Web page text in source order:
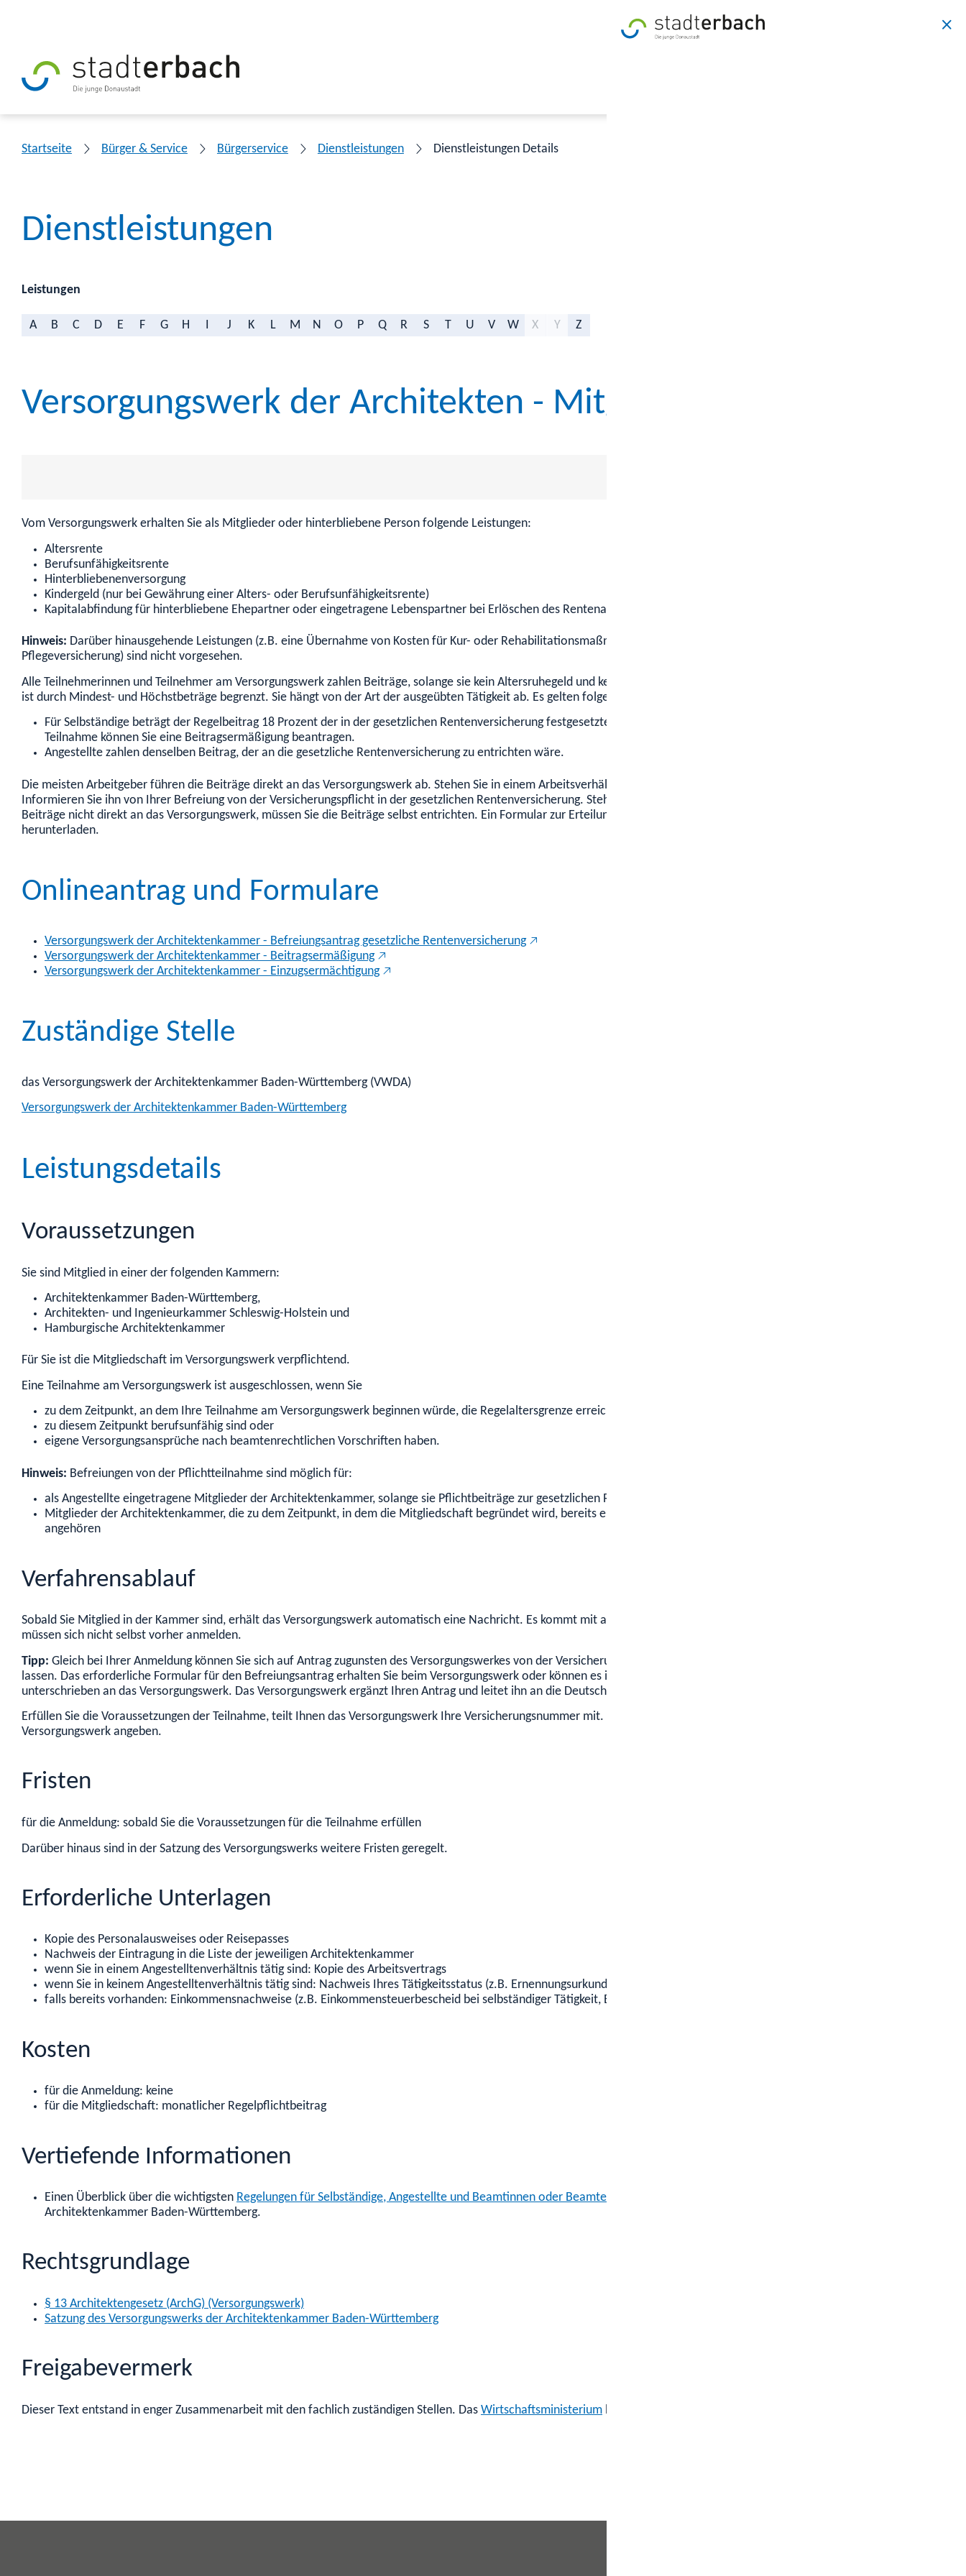
Startseite Bürger & Service Bürgerservice Dienstleistungen Dienstleistungen Details
Dienstleistungen
Leistungen
A B C D E F G H J K L M N O P Q R S T U V W X Y Z
Versorgungswerk der Architekten - Mitgliedschaft anmelden
Vom Versorgungswerk erhalten Sie als Mitglieder oder hinterbliebene Person folgende Leistungen:
Altersrente
Berufsunfähigkeitsrente
Hinterbliebenenversorgung
Kindergeld (nur bei Gewährung einer Alters- oder Berufsunfähigkeitsrente)
Kapitalabfindung für hinterbliebene Ehepartner oder eingetragene Lebenspartner bei Erlöschen des Rentenanspruchs im Fall der Wiederverheiratung.
Hinweis: Darüber hinausgehende Leistungen (z.B. eine Übernahme von Kosten für Kur- oder Rehabilitationsmaßnahmen, Sterbegeld, Zuschüsse zur Kranken- und
Pflegeversicherung) sind nicht vorgesehen.
Alle Teilnehmerinnen und Teilnehmer am Versorgungswerk zahlen Beiträge, solange sie kein Altersruhegeld und keine Rente wegen Berufsunfähigkeit beziehen. Die Beitragshöhe
ist durch Mindest- und Höchstbeträge begrenzt. Sie hängt von der Art der ausgeübten Tätigkeit ab. Es gelten folgende Beträge:
Für Selbständige beträgt der Regelbeitrag 18 Prozent der in der gesetzlichen Rentenversicherung festgesetzten Beitragsbemessungsgrenze. In den ersten fünf Jahren der
Teilnahme können Sie eine Beitragsermäßigung beantragen.
Angestellte zahlen denselben Beitrag, der an die gesetzliche Rentenversicherung zu entrichten wäre.
Die meisten Arbeitgeber führen die Beiträge direkt an das Versorgungswerk ab. Stehen Sie in einem Arbeitsverhältnis, teilen Sie Ihrem Arbeitgeber Ihre Versicherungsnummer mit.
Informieren Sie ihn von Ihrer Befreiung von der Versicherungspflicht in der gesetzlichen Rentenversicherung. Stehen Sie in keinem Arbeitsverhältnis oder zahlt Ihr Arbeitgeber die
Beiträge nicht direkt an das Versorgungswerk, müssen Sie die Beiträge selbst entrichten. Ein Formular zur Erteilung einer Einzugsermächtigung können Sie im Internet
herunterladen.
Onlineantrag und Formulare
Versorgungswerk der Architektenkammer - Befreiungsantrag gesetzliche Rentenversicherung
Versorgungswerk der Architektenkammer - Beitragsermäßigung
Versorgungswerk der Architektenkammer - Einzugsermächtigung
Zuständige Stelle
das Versorgungswerk der Architektenkammer Baden-Württemberg (VWDA)
Versorgungswerk der Architektenkammer Baden-Württemberg
Leistungsdetails
Voraussetzungen
Sie sind Mitglied in einer der folgenden Kammern:
Architektenkammer Baden-Württemberg,
Architekten- und Ingenieurkammer Schleswig-Holstein und
Hamburgische Architektenkammer
Für Sie ist die Mitgliedschaft im Versorgungswerk verpflichtend.
Eine Teilnahme am Versorgungswerk ist ausgeschlossen, wenn Sie
zu dem Zeitpunkt, an dem Ihre Teilnahme am Versorgungswerk beginnen würde, die Regelaltersgrenze erreicht haben oder
zu diesem Zeitpunkt berufsunfähig sind oder
eigene Versorgungsansprüche nach beamtenrechtlichen Vorschriften haben.
Hinweis: Befreiungen von der Pflichtteilnahme sind möglich für:
als Angestellte eingetragene Mitglieder der Architektenkammer, solange sie Pflichtbeiträge zur gesetzlichen Rentenversicherung zahlen
Mitglieder der Architektenkammer, die zu dem Zeitpunkt, in dem die Mitgliedschaft begründet wird, bereits einer anderen berufsständischen Versorgungseinrichtung
angehören
Verfahrensablauf
Sobald Sie Mitglied in der Kammer sind, erhält das Versorgungswerk automatisch eine Nachricht. Es kommt mit allen nötigen Informationen und Unterlagen auf Sie zu. Sie
müssen sich nicht selbst vorher anmelden.
Tipp: Gleich bei Ihrer Anmeldung können Sie sich auf Antrag zugunsten des Versorgungswerkes von der Versicherungspflicht bei der gesetzlichen Rentenversicherung befreien
lassen. Das erforderliche Formular für den Befreiungsantrag erhalten Sie beim Versorgungswerk oder können es im Internet herunterladen. Schicken Sie es ausgefüllt und
unterschrieben an das Versorgungswerk. Das Versorgungswerk ergänzt Ihren Antrag und leitet ihn an die Deutsche Rentenversicherung Bund weiter.
Erfüllen Sie die Voraussetzungen der Teilnahme, teilt Ihnen das Versorgungswerk Ihre Versicherungsnummer mit.
Versorgungswerk angeben.
Fristen
für die Anmeldung: sobald Sie die Voraussetzungen für die Teilnahme erfüllen
Darüber hinaus sind in der Satzung des Versorgungswerks weitere Fristen geregelt.
Erforderliche Unterlagen
Kopie des Personalausweises oder Reisepasses
Nachweis der Eintragung in die Liste der jeweiligen Architektenkammer
wenn Sie in einem Angestelltenverhältnis tätig sind: Kopie des Arbeitsvertrags
wenn Sie in keinem Angestelltenverhältnis tätig sind: Nachweis Ihres Tätigkeitsstatus (z.B. Ernennungsurkunde im Fall eines Beamtenverhältnisses)
falls bereits vorhanden: Einkommensnachweise (z.B. Einkommensteuerbescheid bei selbständiger Tätigkeit, Entgeltbescheinigung bei nicht selbständiger Tätigkeit)
Kosten
für die Anmeldung: keine
für die Mitgliedschaft: monatlicher Regelpflichtbeitrag
Vertiefende Informationen
Einen Überblick über die wichtigsten Regelungen für Selbständige, Angestellte und Beamtinnen oder Beamte
Architektenkammer Baden-Württemberg.
Rechtsgrundlage
§ 13 Architektengesetz (ArchG) (Versorgungswerk)
Satzung des Versorgungswerks der Architektenkammer Baden-Württemberg
Freigabevermerk
Dieser Text entstand in enger Zusammenarbeit mit den fachlich zuständigen Stellen. Das Wirtschaftsministerium